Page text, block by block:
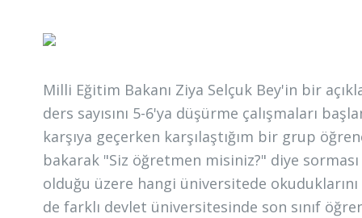
Milli Eğitim Bakanı Ziya Selçuk Bey'in bir
ders sayısını 5-6'ya düşürme çalışmaları
karşıya geçerken karşılaştığım bir grup
bakarak "Siz öğretmen misiniz?" diye
olduğu üzere hangi üniversitede
de farklı devlet üniversitesinde son sınıf